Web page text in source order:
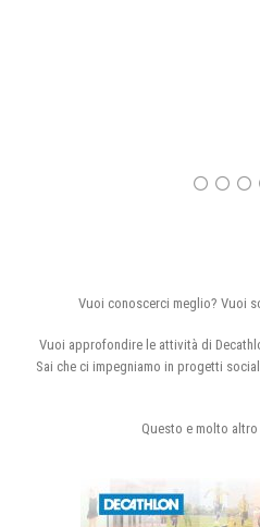
Vuoi conoscerci meglio? Vuoi
Vuoi approfondire le attività di
Sai che ci impegniamo in progetti
Questo e molto